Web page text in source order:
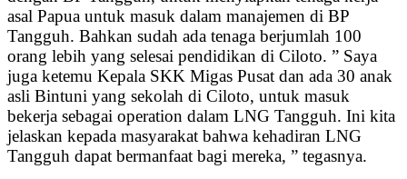
asal Papua untuk masuk dalam manajemen di BP
Tangguh. Bahkan sudah ada tenaga berjumlah 100
orang lebih yang selesai pendidikan di Ciloto. ” Saya
juga ketemu Kepala SKK Migas Pusat dan ada 30 anak
asli Bintuni yang sekolah di Ciloto, untuk masuk
bekerja sebagai operation dalam LNG Tangguh. Ini kita
jelaskan kepada masyarakat bahwa kehadiran LNG
Tangguh dapat bermanfaat bagi mereka, ” tegasnya.